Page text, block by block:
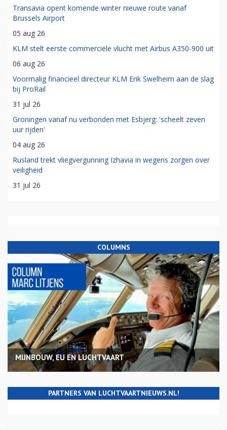
Transavia opent komende winter nieuwe route vanaf
Brussels Airport
05 aug 26
KLM stelt eerste commerciële vlucht met Airbus A350-900 uit
06 aug 26
Voormalig financieel directeur KLM Erik Swelheim aan de slag
bij ProRail
31 jul 26
Groningen vanaf nu verbonden met Esbjerg: 'scheelt zeven
uur rijden'
04 aug 26
Rusland trekt vliegvergunning Izhavia in wegens zorgen over
veiligheid
31 jul 26
COLUMNS
MIJNBOUW, EU EN LUCHTVAART
PARTNERS VAN LUCHTVAARTNIEUWS.NL!